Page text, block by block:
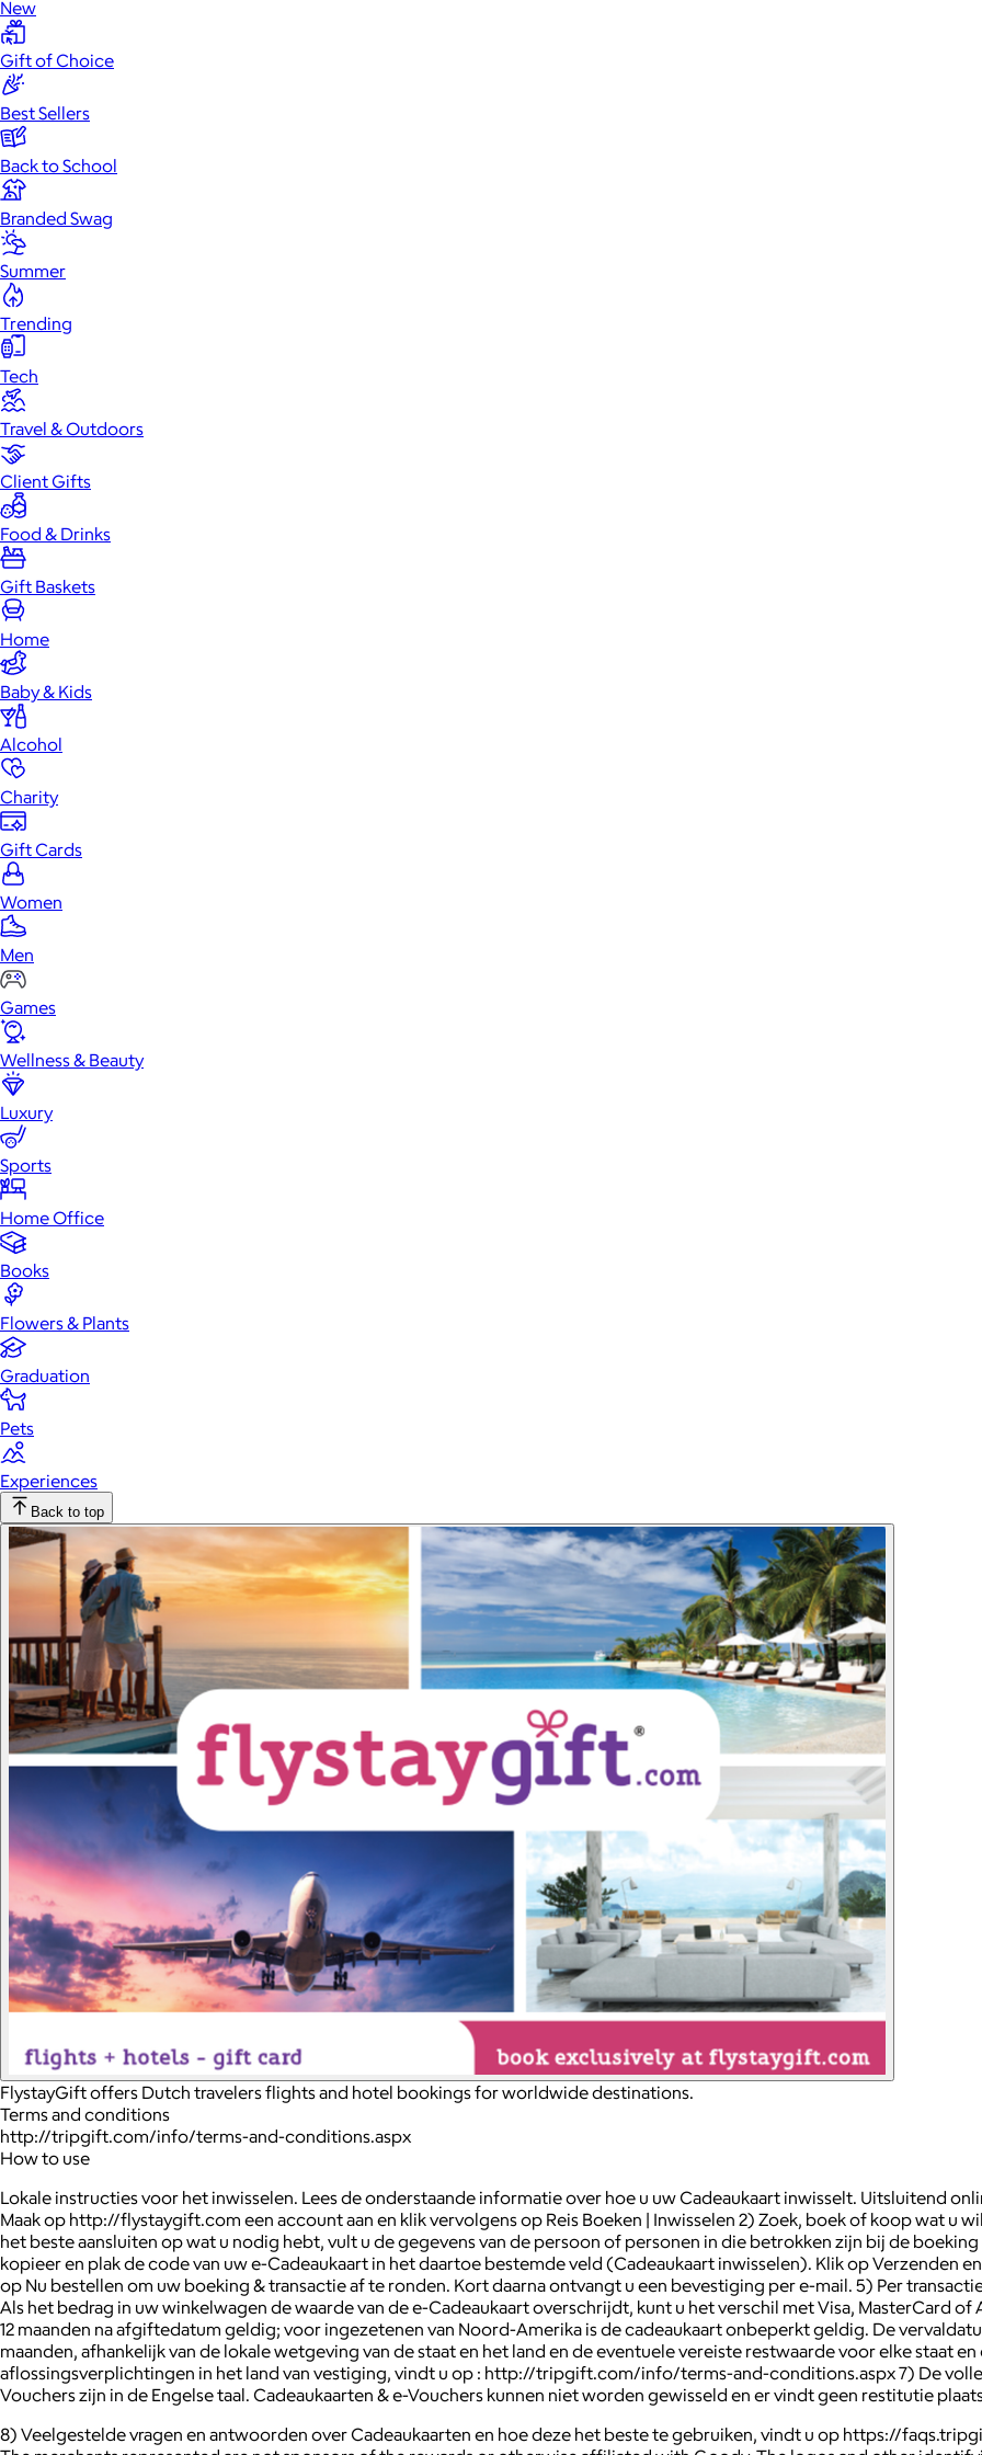
New
Gift of Choice
Best Sellers
Back to School
Branded Swag
Summer
Trending
Tech
Travel & Outdoors
Client Gifts
Food & Drinks
Gift Baskets
Home
Baby & Kids
Alcohol
Charity
Gift Cards
Women
Men
Games
Wellness & Beauty
Luxury
Sports
Home Office
Books
Flowers & Plants
Graduation
Pets
Experiences
Back to top
FlystayGift offers Dutch travelers flights and hotel bookings for worldwide destinations.
Terms and conditions
http://tripgift.com/info/terms-and-conditions.aspx
How to use
Lokale instructies voor het inwisselen. Lees de onderstaande informatie over hoe u uw Cadeaukaart inwisselt. Uitsluitend
Maak op http://flystaygift.com een account aan en klik vervolgens op Reis Boeken | Inwisselen 2) Zoek, boek of koop wat u
het beste aansluiten op wat u nodig hebt, vult u de gegevens van de persoon of personen in die betrokken zijn bij de
kopieer en plak de code van uw e-Cadeaukaart in het daartoe bestemde veld (Cadeaukaart inwisselen). Klik op Verzenden
op Nu bestellen om uw boeking & transactie af te ronden. Kort daarna ontvangt u een bevestiging per e-mail. 5) Per
Als het bedrag in uw winkelwagen de waarde van de e-Cadeaukaart overschrijdt, kunt u het verschil met Visa, MasterCard
12 maanden na afgiftedatum geldig; voor ingezetenen van Noord-Amerika is de cadeaukaart onbeperkt geldig. De
maanden, afhankelijk van de lokale wetgeving van de staat en het land en de eventuele vereiste restwaarde voor elke staat
aflossingsverplichtingen in het land van vestiging, vindt u op : http://tripgift.com/info/terms-and-conditions.aspx 7) De
Vouchers zijn in de Engelse taal. Cadeaukaarten & e-Vouchers kunnen niet worden gewisseld en er vindt geen restitutie
8) Veelgestelde vragen en antwoorden over Cadeaukaarten en hoe deze het beste te gebruiken, vindt u op https://